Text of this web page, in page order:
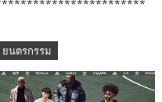
ยนตรกรรม